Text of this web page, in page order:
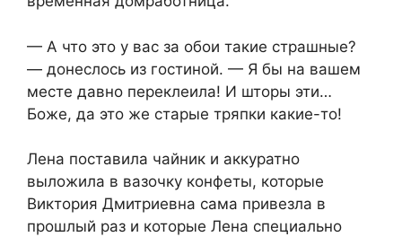
— А что это у вас за обои такие страшные?
— донеслось из гостиной. — Я бы на вашем
месте давно переклеила! И шторы эти…
Боже, да это же старые тряпки какие-то!
Лена поставила чайник и аккуратно
выложила в вазочку конфеты, которые
Виктория Дмитриевна сама привезла в
прошлый раз и которые Лена специально